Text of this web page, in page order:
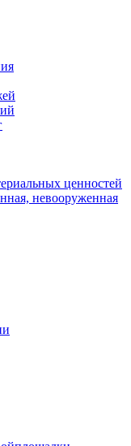
ценностей
невооруженная